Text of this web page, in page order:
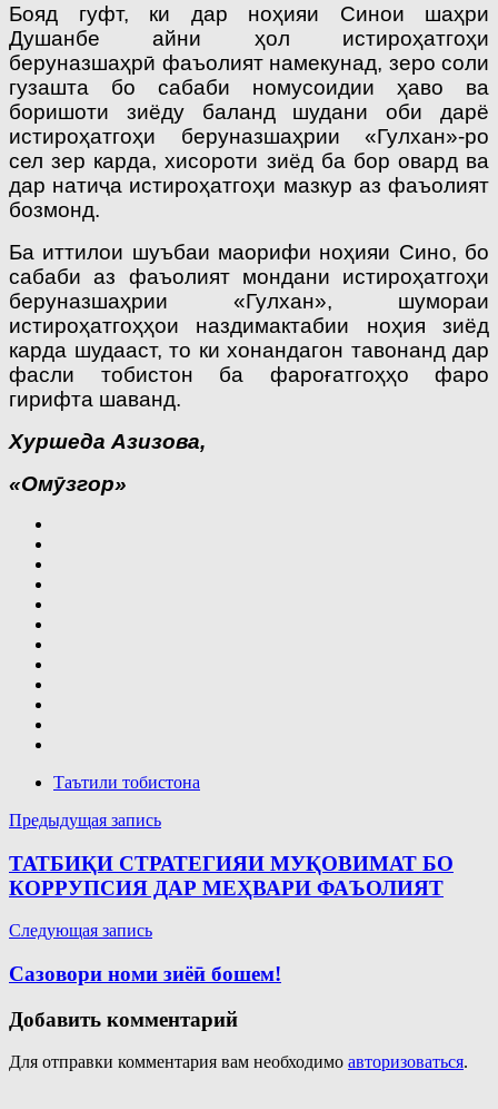
Бояд гуфт, ки дар ноҳияи Синои шаҳри
Душанбе айни ҳол истироҳатгоҳи
беруназшаҳрӣ фаъолият намекунад, зеро соли
гузашта бо сабаби номусоидии ҳаво ва
боришоти зиёду баланд шудани оби дарё
истироҳатгоҳи беруназшаҳрии «Гулхан»-ро
сел зер карда, хисороти зиёд ба бор овард ва
дар натиҷа истироҳатгоҳи мазкур аз фаъолият
бозмонд.
Ба иттилои шуъбаи маорифи ноҳияи Сино, бо
сабаби аз фаъолият мондани истироҳатгоҳи
беруназшаҳрии «Гулхан», шумораи
истироҳатгоҳҳои наздимактабии ноҳия зиёд
карда шудааст, то ки хонандагон тавонанд дар
фасли тобистон ба фароғатгоҳҳо фаро
гирифта шаванд.
Хуршеда Азизова,
«Омӯзгор»
Таътили тобистона
Навигация
по
записям
Предыдущая запись
ТАТБИҚИ СТРАТЕГИЯИ МУҚОВИМАТ БО
КОРРУПСИЯ ДАР МЕҲВАРИ ФАЪОЛИЯТ
Следующая запись
Сазовори номи зиёӣ бошем!
Добавить комментарий
Для отправки комментария вам необходимо авторизоваться.